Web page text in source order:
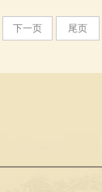
下一页 尾页